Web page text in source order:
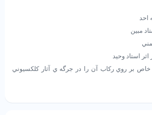
احد
مبين
استاد وحيد
بر روي ركاب آن را در جرگه ي آثار كلكسيوني
معنوی گالری جانان است و صرفا جهت نمایش میباشد و